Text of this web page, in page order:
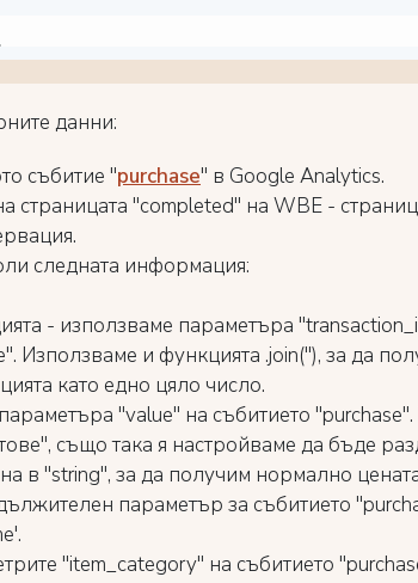
данни:
събитие "purchase" в Google Analytics.
страницата "completed" на WBE -
следната информация:
- използваме параметъра
Използваме и функцията .join(''), за да
като едно цяло число.
"value" на събитието
също така я настройваме да бъде
в "string", за да получим нормално
параметър за събитието
"item_category" на събитието